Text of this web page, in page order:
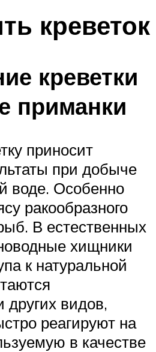
креветок
креветки
приманки
приносит
при добыче
воде. Особенно
ракообразного
В естественных
хищники
к натуральной
других видов,
реагируют на
в качестве